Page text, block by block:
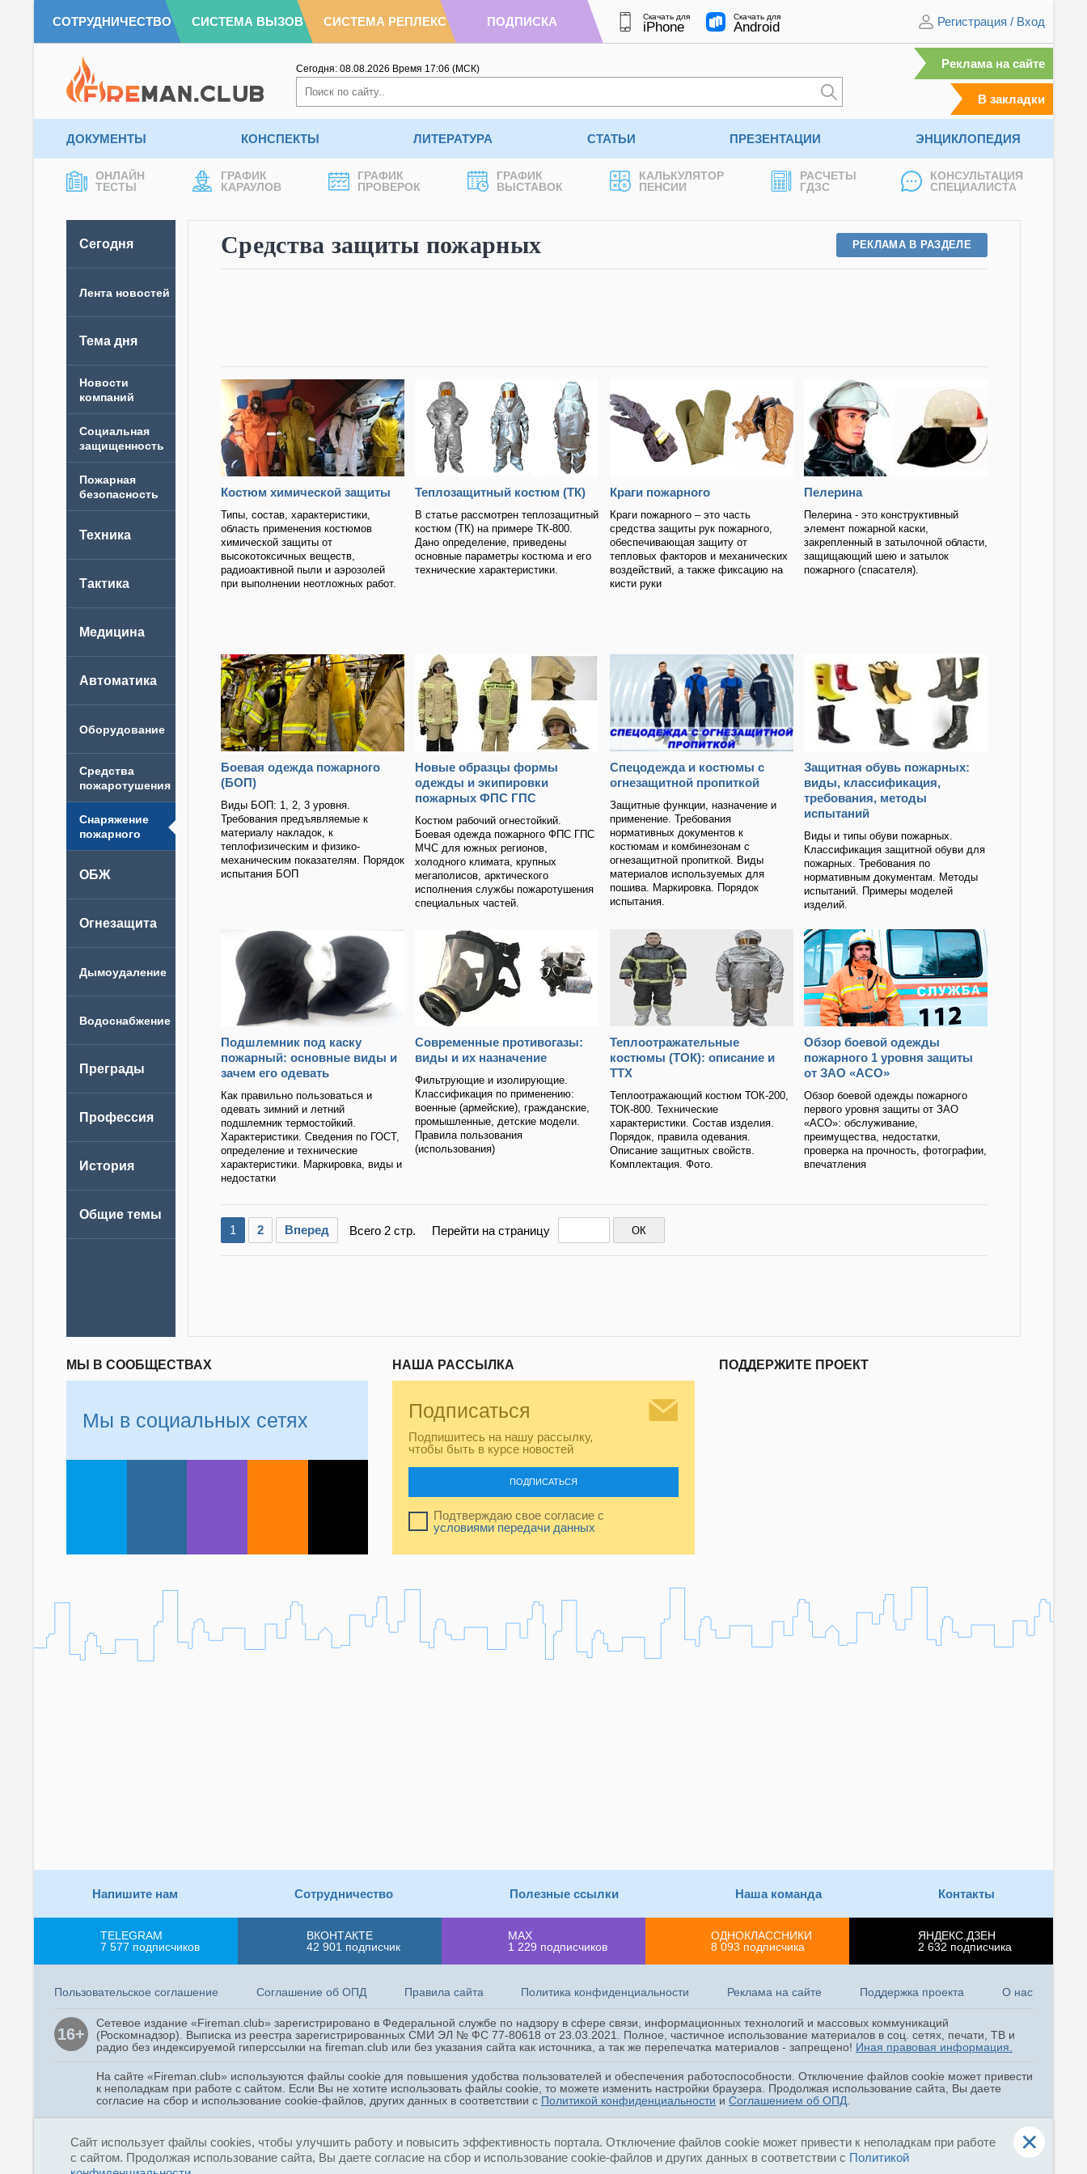
СОТРУДНИЧЕСТВО СИСТЕМА ВЫЗОВ СИСТЕМА РЕПЛЕКС ПОДПИСКА Скачать для
iPhone
Скачать для
Android Регистрация / Вход
Сегодня: 08.08.2026 Время 17:06 (МСК) Реклама на сайте
В закладки
ДОКУМЕНТЫ КОНСПЕКТЫ ЛИТЕРАТУРА СТАТЬИ ПРЕЗЕНТАЦИИ ЭНЦИКЛОПЕДИЯ
ОНЛАЙН
ТЕСТЫ
ГРАФИК
КАРАУЛОВ
ГРАФИК
ПРОВЕРОК
ГРАФИК
ВЫСТАВОК
КАЛЬКУЛЯТОР
ПЕНСИИ
РАСЧЕТЫ
ГДЗС
КОНСУЛЬТАЦИЯ
СПЕЦИАЛИСТА
Сегодня
Лента новостей
Тема дня
Новости
компаний
Средства защиты пожарных РЕКЛАМА В РАЗДЕЛЕ
Костюм химической защиты
Типы, состав, характеристики,
область применения костюмов
химической защиты от
высокотоксичных веществ,
радиоактивной пыли и аэрозолей
при выполнении неотложных работ.
Теплозащитный костюм (ТК)
В статье рассмотрен теплозащитный
костюм (ТК) на примере ТК-800.
Дано определение, приведены
основные параметры костюма и его
технические характеристики.
Краги пожарного
Краги пожарного – это часть
средства защиты рук пожарного,
обеспечивающая защиту от
тепловых факторов и механических
воздействий, а также фиксацию на
кисти руки
Пелерина
Пелерина - это конструктивный
элемент пожарной каски,
закрепленный в затылочной области,
защищающий шею и затылок
пожарного (спасателя).
Боевая одежда пожарного
(БОП)
Виды БОП: 1, 2, 3 уровня.
Требования предъявляемые к
материалу накладок, к
теплофизическим и физико-
механическим показателям. Порядок
испытания БОП
Новые образцы формы
одежды и экипировки
пожарных ФПС ГПС
Костюм рабочий огнестойкий.
Боевая одежда пожарного ФПС ГПС
МЧС для южных регионов,
холодного климата, крупных
мегаполисов, арктического
исполнения службы пожаротушения
специальных частей.
Спецодежда и костюмы с
огнезащитной пропиткой
Защитные функции, назначение и
применение. Требования
нормативных документов к
костюмам и комбинезонам с
огнезащитной пропиткой. Виды
материалов используемых для
пошива. Маркировка. Порядок
испытания.
Защитная обувь пожарных:
виды, классификация,
требования, методы
испытаний
Виды и типы обуви пожарных.
Классификация защитной обуви для
пожарных. Требования по
нормативным документам. Методы
испытаний. Примеры моделей
изделий.
Подшлемник под каску
пожарный: основные виды и
зачем его одевать
Как правильно пользоваться и
одевать зимний и летний
подшлемник термостойкий.
Характеристики. Сведения по ГОСТ,
определение и технические
характеристики. Маркировка, виды и
недостатки
Современные противогазы:
виды и их назначение
Фильтрующие и изолирующие.
Классификация по применению:
военные (армейские), гражданские,
промышленные, детские модели.
Правила пользования
(использования)
Теплоотражательные
костюмы (ТОК): описание и
ТТХ
Теплоотражающий костюм ТОК-200,
ТОК-800. Технические
характеристики. Состав изделия.
Порядок, правила одевания.
Описание защитных свойств.
Комплектация. Фото.
Обзор боевой одежды
пожарного 1 уровня защиты
от ЗАО «АСО»
Обзор боевой одежды пожарного
первого уровня защиты от ЗАО
«АСО»: обслуживание,
преимущества, недостатки,
проверка на прочность, фотографии,
впечатления
1 2 Вперед Всего 2 стр. Перейти на страницу ОК
МЫ В СООБЩЕСТВАХ
Мы в социальных сетях
НАША РАССЫЛКА
Подписаться
Подпишитесь на нашу рассылку,
чтобы быть в курсе новостей
ПОДПИСАТЬСЯ
Подтверждаю свое согласие с
условиями передачи данных
ПОДДЕРЖИТЕ ПРОЕКТ
Напишите нам Сотрудничество Полезные ссылки Наша команда Контакты
TELEGRAM
7 577 подписчиков
ВКОНТАКТЕ
42 901 подписчик
MAX
1 229 подписчиков
ОДНОКЛАССНИКИ
8 093 подписчика
ЯНДЕКС.ДЗЕН
2 632 подписчика
Пользовательское соглашение Соглашение об ОПД Правила сайта Политика конфиденциальности Реклама на сайте Поддержка проекта О нас
16+
Сетевое издание «Fireman.club» зарегистрировано в Федеральной службе по надзору в сфере связи, информационных технологий и массовых коммуникаций
(Роскомнадзор). Выписка из реестра зарегистрированных СМИ ЭЛ № ФС 77-80618 от 23.03.2021. Полное, частичное использование материалов в соц. сетях, печати, ТВ и
радио без индексируемой гиперссылки на fireman.club или без указания сайта как источника, а так же перепечатка материалов - запрещено! Иная правовая информация.
На сайте «Fireman.club» используются файлы cookie для повышения удобства пользователей и обеспечения работоспособности. Отключение файлов cookie может привести
к неполадкам при работе с сайтом. Если Вы не хотите использовать файлы cookie, то можете изменить настройки браузера. Продолжая использование сайта, Вы даете
согласие на сбор и использование cookie-файлов, других данных в соответствии с Политикой конфиденциальности и Соглашением об ОПД
Copyright © 2015 - 2026
«Fireman.club»
Сайт использует файлы cookies, чтобы улучшить работу и повысить эффективность портала. Отключение файлов cookie может привести к неполадкам при работе
с сайтом. Продолжая использование сайта, Вы даете согласие на сбор и использование cookie-файлов и других данных в соответствии с Политикой
×